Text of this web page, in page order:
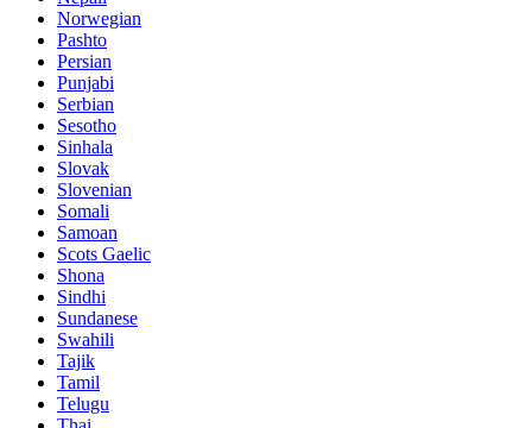
Norwegian
Pashto
Persian
Punjabi
Serbian
Sesotho
Sinhala
Slovak
Slovenian
Somali
Samoan
Scots Gaelic
Shona
Sindhi
Sundanese
Swahili
Tajik
Tamil
Telugu